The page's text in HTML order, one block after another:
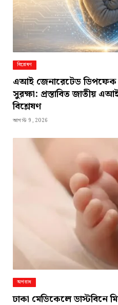
বিশ্লেষণ
এআই জেনারেটেড ডিপফেক
সুরক্ষা: প্রস্তাবিত জাতীয়
বিশ্লেষণ
আগস্ট 9, 2026
অপরাধ
ঢাকা মেডিকেলে